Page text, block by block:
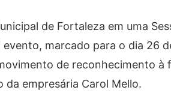
de Fortaleza em uma
marcado para o dia 26
de reconhecimento à
da empresária Carol Mello.